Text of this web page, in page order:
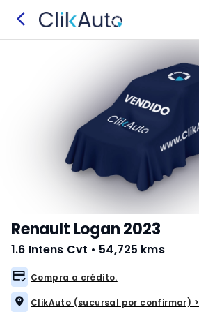
Renault Logan 2023
1.6 Intens Cvt • 54,725 kms
Compra a crédito.
ClikAuto (sucursal por confirmar) >